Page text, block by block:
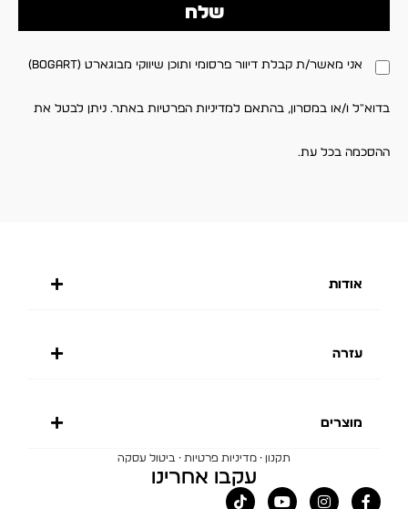
אני מאשר/ת קבלת דיוור פרסומי ותוכן שיווקי מבוגארט (BOGART)
בדוא"ל ו/או במסרון, בהתאם למדיניות הפרטיות באתר. ניתן לבטל את
ההסכמה בכל עת.
שלח
אודות
עזרה
מוצרים
תקנון · מדיניות פרטיות · ביטול עסקה
עקבו אחרינו